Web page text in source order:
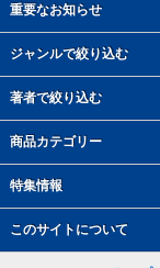
重要なお知らせ
ジャンルで絞り込む
著者で絞り込む
商品カテゴリー
特集情報
このサイトについて